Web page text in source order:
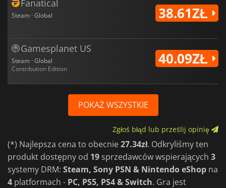
Fanatical
Steam · Global 38.61ZŁ
Gamesplanet US
Steam · Global
Contribution Edition
40.09ZŁ
POKAŻ WSZYSTKIE
Zgłoś błąd lub prześlij opinię
(*) Najlepsza cena to obecnie27.34zł. Odkryliśmy ten
produkt dostępny od 19 sprzedawców wspierających 3
systemy DRM: Steam, Sony PSN & Nintendo eShop na
4 platformach - PC, PS5, PS4 & Switch. Gra jest